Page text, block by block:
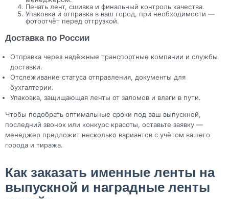
Печать лент, сшивка и финальный контроль качества.
Упаковка и отправка в ваш город, при необходимости —
фотоотчёт перед отгрузкой.
Доставка по России
Отправка через надёжные транспортные компании и службы
доставки.
Отслеживание статуса отправления, документы для
бухгалтерии.
Упаковка, защищающая ленты от заломов и влаги в пути.
Чтобы подобрать оптимальные сроки под ваш выпускной,
последний звонок или конкурс красоты, оставьте заявку —
менеджер предложит несколько вариантов с учётом вашего
города и тиража.
Как заказать именные ленты на
выпускной и наградные ленты